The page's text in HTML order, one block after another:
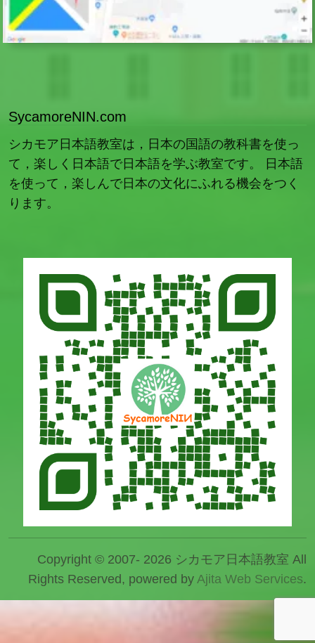
SycamoreNIN.com
シカモア日本語教室は，日本の国語の教科書を使っ
て，楽しく日本語で日本語を学ぶ教室です。 日本語
を使って，楽しんで日本の文化にふれる機会をつく
ります。
Copyright © 2007- 2026 シカモア日本語教室 All
Rights Reserved, powered by Ajita Web Services.